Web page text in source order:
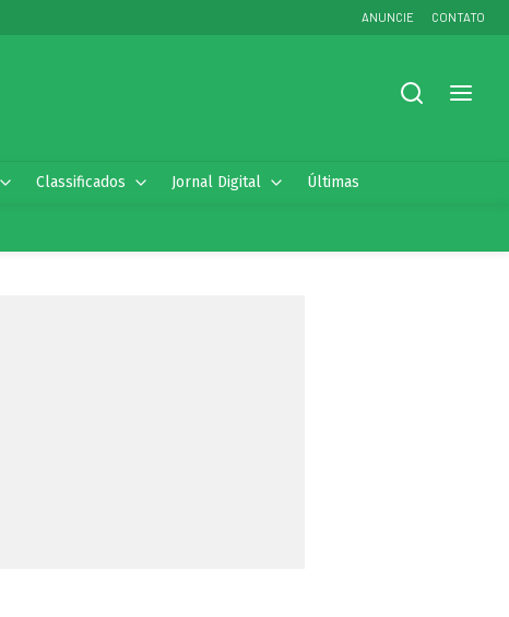
ANUNCIE CONTATO
Classificados Jornal Digital Últimas